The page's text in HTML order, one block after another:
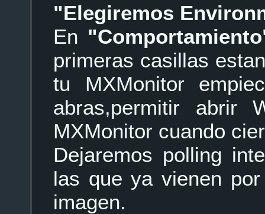
"Elegiremos
En
primeras casillas
tu MXMonitor
abras,permitir
MXMonitor cuando
Dejaremos polling
las que ya vienen
imagen.